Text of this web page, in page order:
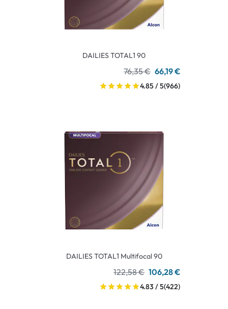
DAILIES TOTAL1 90
76,35 € 66,19 €
4.85 / 5(966)
DAILIES TOTAL1 Multifocal 90
122,58 € 106,28 €
4.83 / 5(422)